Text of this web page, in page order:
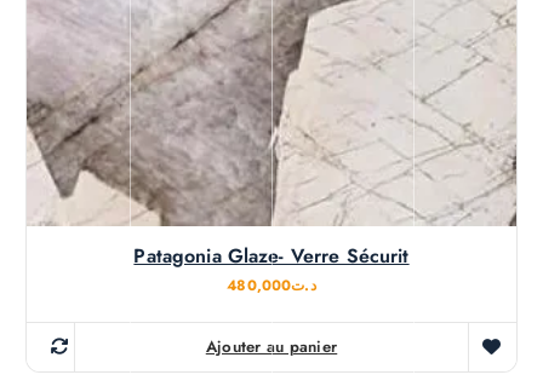
Patagonia Glaze- Verre Sécurit
د.ت480,000
Ajouter au panier